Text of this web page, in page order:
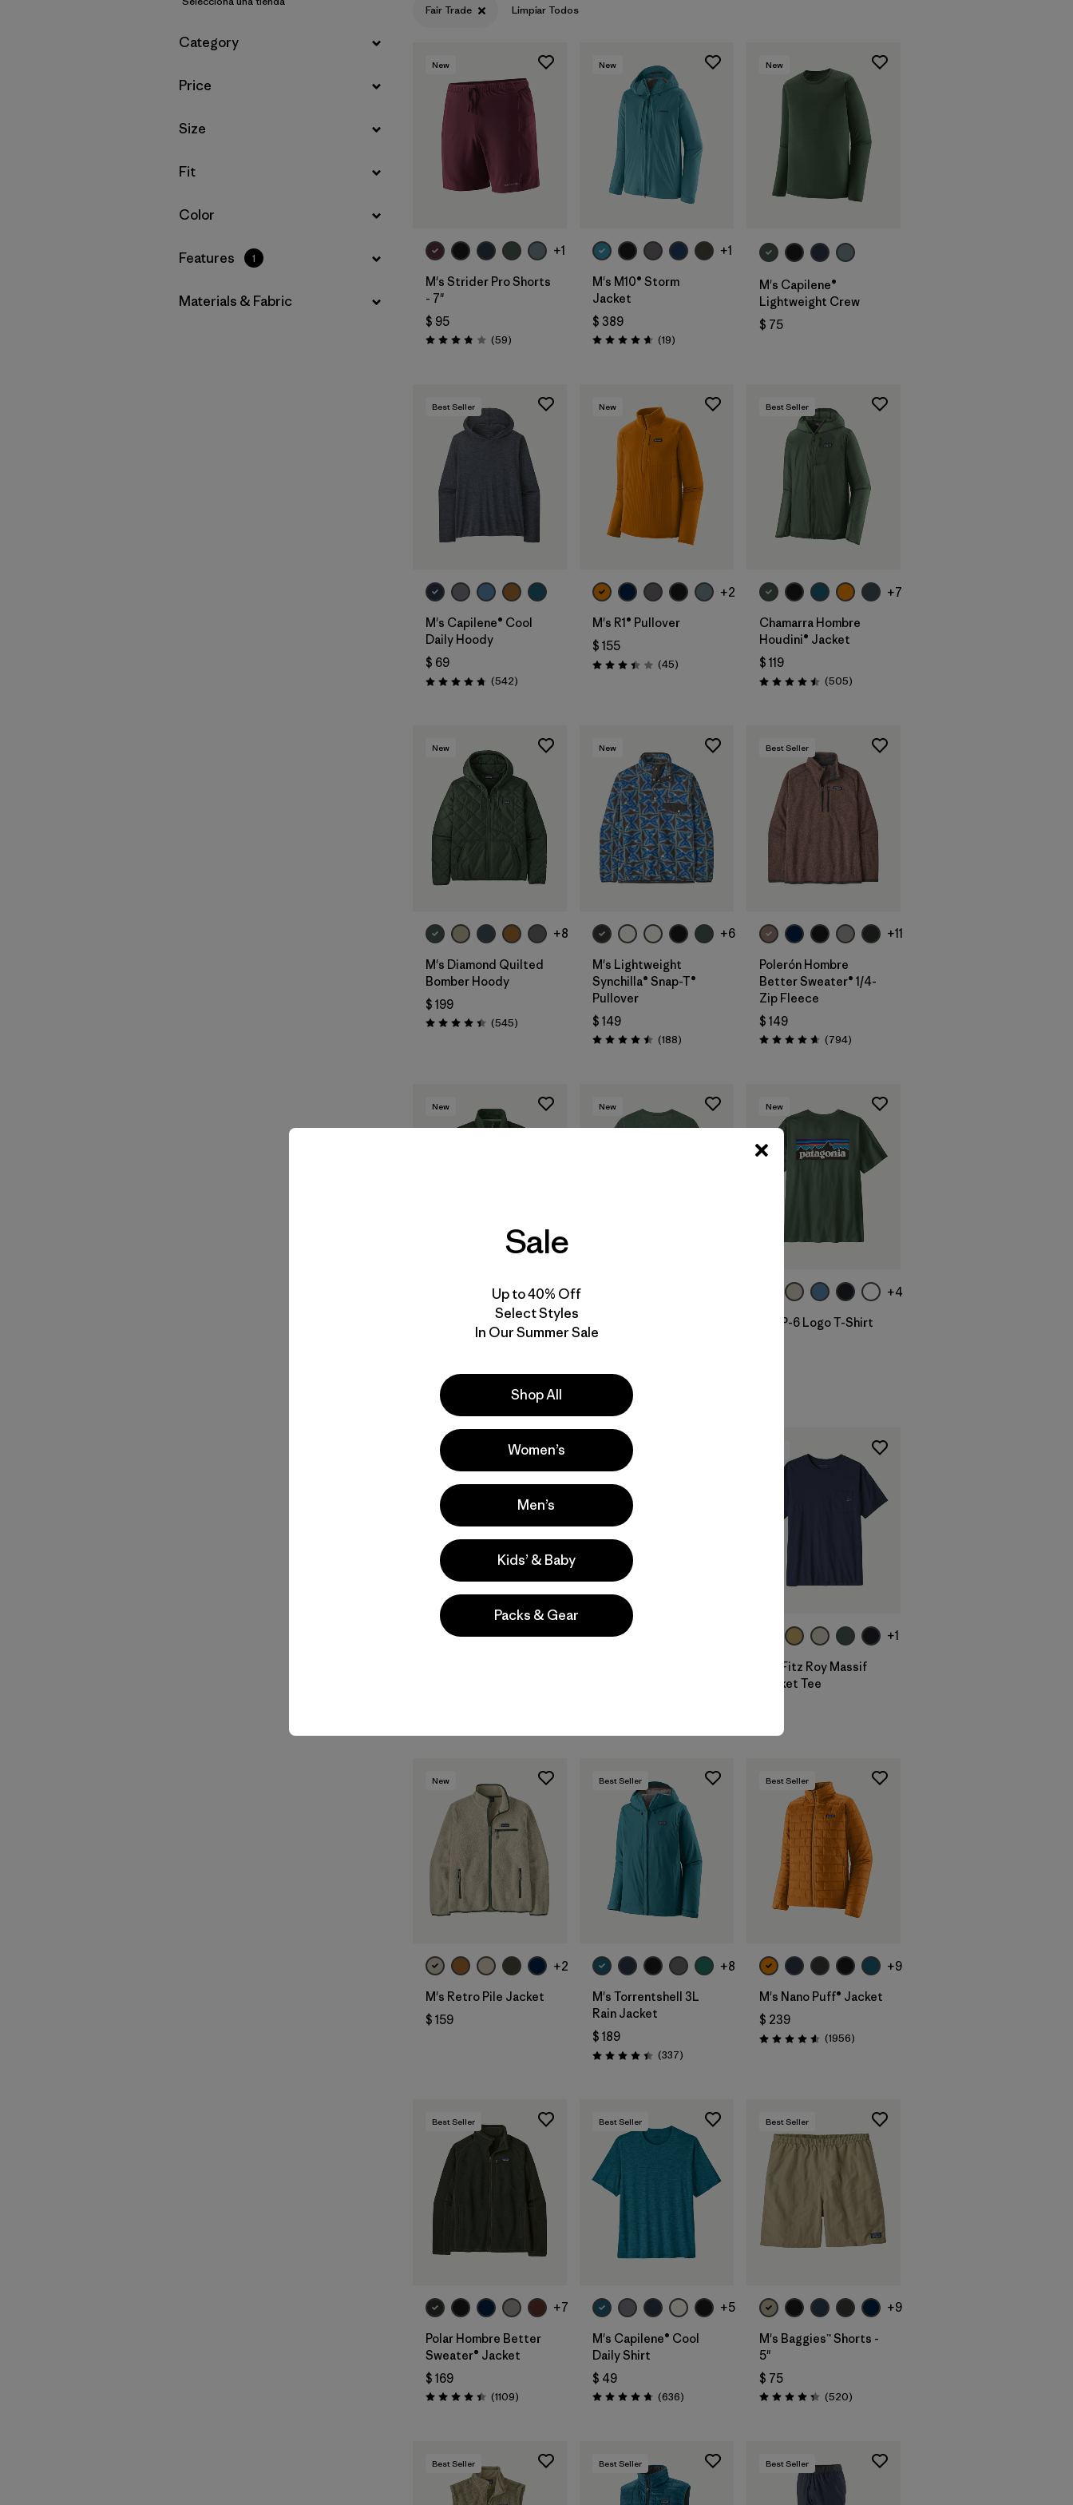
Filtrar por
Materials & Fabric
Filtrar por
Category
Filtrar por
Price
Filtrar por
Size
Filtrar por
Fit
Filtrar por
Color
Filtrar por
Features 1
Filtrar por
Materials & Fabric
Fair Trade Limpiar Todos
New
+1
M's Strider Pro Shorts
- 7"
$ 95
Valoración: 3.8 / 5
(59Comentarios
)
New
+1
M's M10® Storm
Jacket
$ 389
Valoración: 4.7 / 5
(19Comentarios
)
New
M's Capilene®
Lightweight Crew
$ 75
Best Seller
M's Capilene® Cool
Daily Hoody
$ 69
Valoración: 4.8 / 5
(542Comentarios
)
New
+2
M's R1® Pullover
$ 155
Valoración: 3.4 / 5
(45Comentarios
)
Best Seller
+7
Chamarra Hombre
Houdini® Jacket
$ 119
Valoración: 4.5 / 5
(505Comentarios
)
New
+8
M's Diamond Quilted
Bomber Hoody
$ 199
Valoración: 4.4 / 5
(545Comentarios
)
New
+6
M's Lightweight
Synchilla® Snap-T®
Pullover
$ 149
Valoración: 4.5 / 5
(188Comentarios
)
Best Seller
+11
Polerón Hombre
Better Sweater® 1/4-
Zip Fleece
$ 149
Valoración: 4.7 / 5
(794Comentarios
)
New
M's Micro D® Patch
Pocket Jacket
New
Daily Shirt - P-6
$ 59
New
+4
M's P-6 Logo T-Shirt
New
+1
M's Fitz Roy Massif
Pocket Tee
New
+2
M's Retro Pile Jacket
$ 159
Best Seller
+8
M's Torrentshell 3L
Rain Jacket
$ 189
Valoración: 4.4 / 5
(337Comentarios
)
Best Seller
+9
M's Nano Puff® Jacket
$ 239
Valoración: 4.6 / 5
(1956Comentarios
)
Best Seller
+7
Polar Hombre Better
Sweater® Jacket
$ 169
Valoración: 4.4 / 5
(1109Comentarios
)
Best Seller
+5
M's Capilene® Cool
Daily Shirt
$ 49
Valoración: 4.7 / 5
(636Comentarios
)
Best Seller
+9
M's Baggies™ Shorts -
5"
$ 75
Valoración: 4.4 / 5
(520Comentarios
)
Best Seller Best Seller Best Seller
Sale
Up to 40% Off
Select Styles
In Our Summer Sale
Shop All
Women’s
Men’s
Kids’ & Baby
Packs & Gear